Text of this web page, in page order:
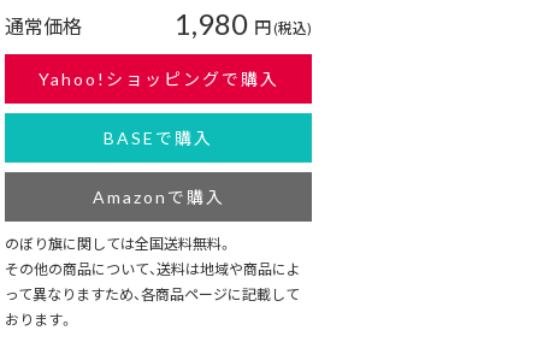
通常価格 1,980 円(税込)
Yahoo!ショッピングで購入
BASEで購入
Amazonで購入
のぼり旗に関しては全国送料無料。
その他の商品について、送料は地域や商品によ
って異なりますため、各商品ページに記載して
おります。